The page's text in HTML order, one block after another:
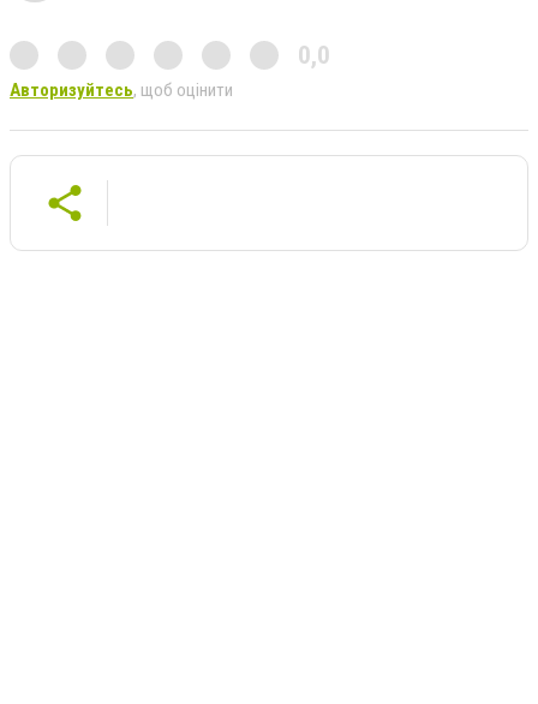
0,0
Авторизуйтесь, щоб оцінити